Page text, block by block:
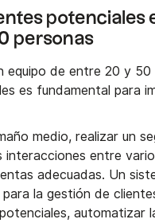
personas
equipo de entre 20 y
es fundamental para
medio, realizar un
entre
adecuadas. Un
la gestión de
automatizar